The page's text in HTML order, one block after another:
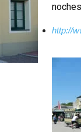
http://